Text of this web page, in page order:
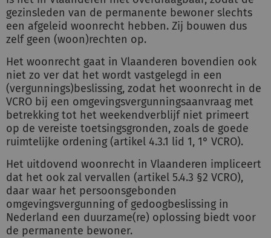
gezinsleden van de permanente bewoner slechts
een afgeleid woonrecht hebben. Zij bouwen dus
zelf geen (woon)rechten op.
Het woonrecht gaat in Vlaanderen bovendien ook
niet zo ver dat het wordt vastgelegd in een
(vergunnings)beslissing, zodat het woonrecht in de
VCRO bij een omgevingsvergunningsaanvraag met
betrekking tot het weekendverblijf niet primeert
op de vereiste toetsingsgronden, zoals de goede
ruimtelijke ordening (artikel 4.3.1 lid 1, 1° VCRO).
Het uitdovend woonrecht in Vlaanderen impliceert
dat het ook zal vervallen (artikel 5.4.3 §2 VCRO),
daar waar het persoonsgebonden
omgevingsvergunning of gedoogbeslissing in
Nederland een duurzame(re) oplossing biedt voor
de permanente bewoner.